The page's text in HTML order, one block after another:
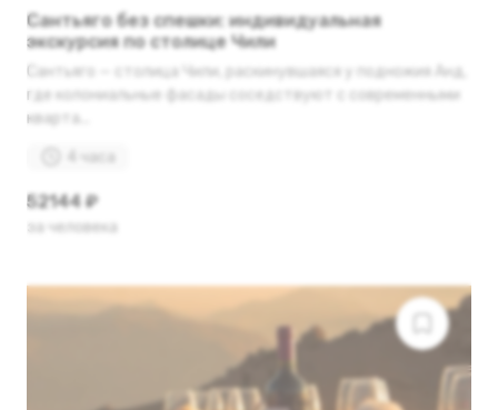
Сантьяго без спешки: индивидуальная
экскурсия по столице Чили
Сантьяго — столица Чили, раскинувшаяся у подножия Анд,
где колониальные фасады соседствуют с современными
кварта...
4 часа
52144 ₽
за человека